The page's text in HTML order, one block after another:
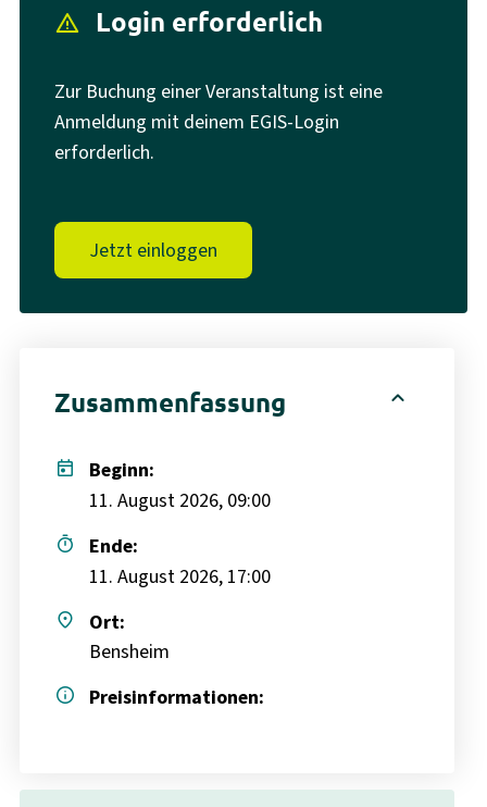
report_problem Login erforderlich
Zur Buchung einer Veranstaltung ist eine
Anmeldung mit deinem EGIS-Login
erforderlich.
Jetzt einloggen
Zusammenfassung expand_less
today
Beginn:
11. August 2026, 09:00
timer
Ende:
11. August 2026, 17:00
place
Ort:
Bensheim
info
Preisinformationen: